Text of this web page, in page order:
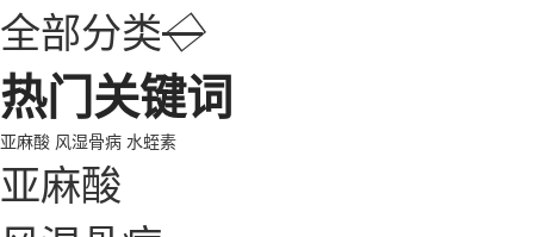
全部分类◇
热门关键词
亚麻酸 风湿骨病 水蛭素
亚麻酸